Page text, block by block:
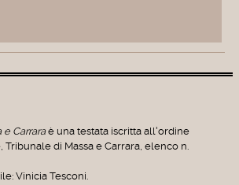
e Carraraè una testata iscritta all'ordine
di Massa e Carrara, elenco n.
Vinicia Tesconi.